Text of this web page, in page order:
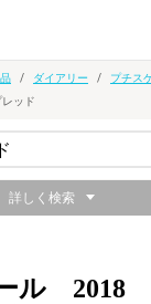
ダイアリー プチス
ッド
ル 2018
詳しく検索